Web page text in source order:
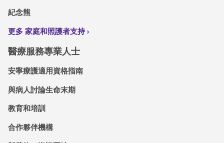
紀念熊
更多 家庭和照護者支持
醫療服務專業人士
安寧療護適用資格指南
與病人討論生命末期
教育和培訓
合作夥伴機構